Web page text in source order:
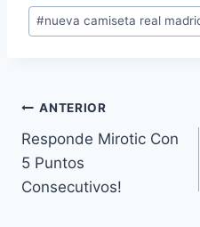
entrada:
#nueva camiseta real
Navegación
de
entradas
ANTERIOR
Responde Mirotic Con
5 Puntos
Consecutivos!